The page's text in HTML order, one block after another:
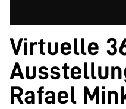
Virtuelle
Rafael